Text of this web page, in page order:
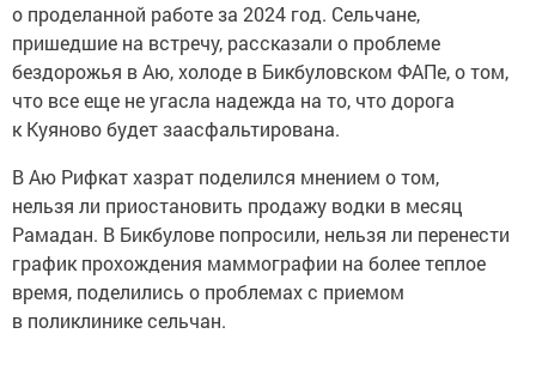
о проделанной работе за 2024 год. Сельчане,
пришедшие на встречу, рассказали о проблеме
бездорожья в Аю, холоде в Бикбуловском ФАПе, о том,
что все еще не угасла надежда на то, что дорога
к Куяново будет заасфальтирована.
В Аю Рифкат хазрат поделился мнением о том,
нельзя ли приостановить продажу водки в месяц
Рамадан. В Бикбулове попросили, нельзя ли перенести
график прохождения маммографии на более теплое
время, поделились о проблемах с приемом
в поликлинике сельчан.